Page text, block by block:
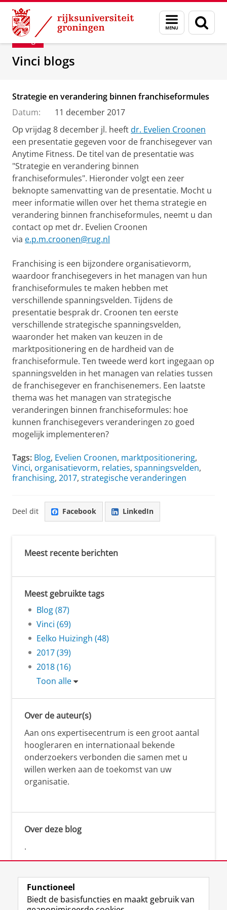
Skip
Content
Skip
Navigation
Menu
en
zoeken
Department of Innovation Management &
Blog
Vinci blogs
Strategie en verandering binnen franchiseformules
Datum:
11 december 2017
Op vrijdag 8 december jl. heeftdr. Evelien Croonen
een presentatie gegeven voor de franchisegever van
Anytime Fitness. De titel van de presentatie was
"Strategie en verandering binnen
franchiseformules". Hieronder volgt een zeer
beknopte samenvatting van de presentatie. Mocht u
meer informatie willen over het thema strategie en
verandering binnen franchiseformules, neemt u dan
contact op met dr. Evelien Croonen
via e.p.m.croonen@rug.nl
Franchising is een bijzondere organisatievorm,
waardoor franchisegevers in het managen van hun
franchiseformules te maken hebben met
verschillende spanningsvelden. Tijdens de
presentatie besprak dr. Croonen ten eerste
verschillende strategische spanningsvelden,
waaronder het maken van keuzen in de
marktpositionering en de hardheid van de
franchiseformule. Ten tweede werd kort ingegaan op
spanningsvelden in het managen van relaties tussen
de franchisegever en franchisenemers. Een laatste
thema was het managen van strategische
veranderingen binnen franchiseformules: hoe
kunnen franchisegevers veranderingen zo goed
mogelijk implementeren?
Tags: Blog, Evelien Croonen, marktpositionering,
Vinci, organisatievorm, relaties, spanningsvelden,
franchising, 2017, strategische veranderingen
Deel dit Facebook LinkedIn
Meest recente berichten
Meest gebruikte tags
Blog (87)
Vinci (69)
Eelko Huizingh (48)
2017 (39)
2018 (16)
Toon alle
Over de auteur(s)
Aan ons expertisecentrum is een groot aantal
hoogleraren en internationaal bekende
onderzoekers verbonden die samen met u
willen werken aan de toekomst van uw
organisatie.
Over deze blog
.
Functioneel
Biedt de basisfuncties en maakt gebruik van